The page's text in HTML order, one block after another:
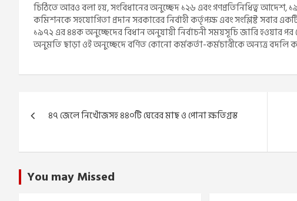
চিঠিতে আরও বলা হয়, সংবিধানের অনুচ্ছেদ ১২৬ এবং গণপ্রতিনিধিত্ব আদেশ,
কমিশনকে সহযোগিতা প্রদান সরকারের নির্বাহী কর্তৃপক্ষ এবং সংশ্লিষ্ট সবার
১৯৭২ এর ৪৪ক অনুচ্ছেদের বিধান অনুযায়ী নির্বাচনী সময়সূচি জারি হওয়ার
অনুমতি ছাড়া ওই অনুচ্ছেদে বর্ণিত কোনো কর্মকর্তা-কর্মচারীকে অন্যত্র বদলি
navigation
৪৭ জেলে নিখোঁজসহ ৪৪০টি ঘেরের মাছ ও পোনা ক্ষতিগ্রস্ত
You may Missed